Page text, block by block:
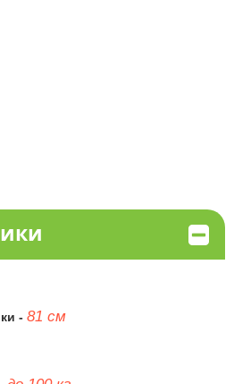
- 81 см